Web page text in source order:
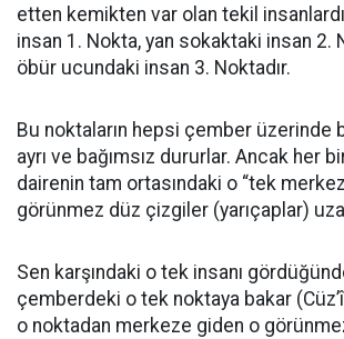
etten kemikten var olan tekil
insan 1. Nokta, yan sokaktaki insan 2.
öbür ucundaki insan 3. Noktadır.
​Bu noktaların hepsi çember üzerinde
ayrı ve bağımsız dururlar. Ancak her
dairenin tam ortasındaki o “tek
görünmez düz çizgiler (yarıçaplar)
​Sen karşındaki o tek insanı
çemberdeki o tek noktaya bakar
o noktadan merkeze giden o